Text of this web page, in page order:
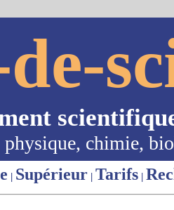
physique, chimie,
| Supérieur | Tarifs |